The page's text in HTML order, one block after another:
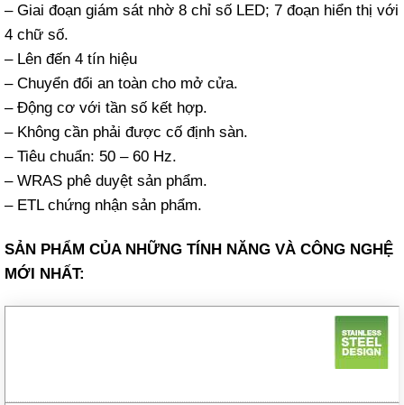
– Giai đoạn giám sát nhờ 8 chỉ số LED; 7 đoạn hiển thị với
4 chữ số.
– Lên đến 4 tín hiệu
– Chuyển đổi an toàn cho mở cửa.
– Động cơ với tần số kết hợp.
– Không cần phải được cố định sàn.
– Tiêu chuẩn: 50 – 60 Hz.
– WRAS phê duyệt sản phẩm.
– ETL chứng nhận sản phẩm.
SẢN PHẨM CỦA NHỮNG TÍNH NĂNG VÀ CÔNG NGHỆ
MỚI NHẤT: